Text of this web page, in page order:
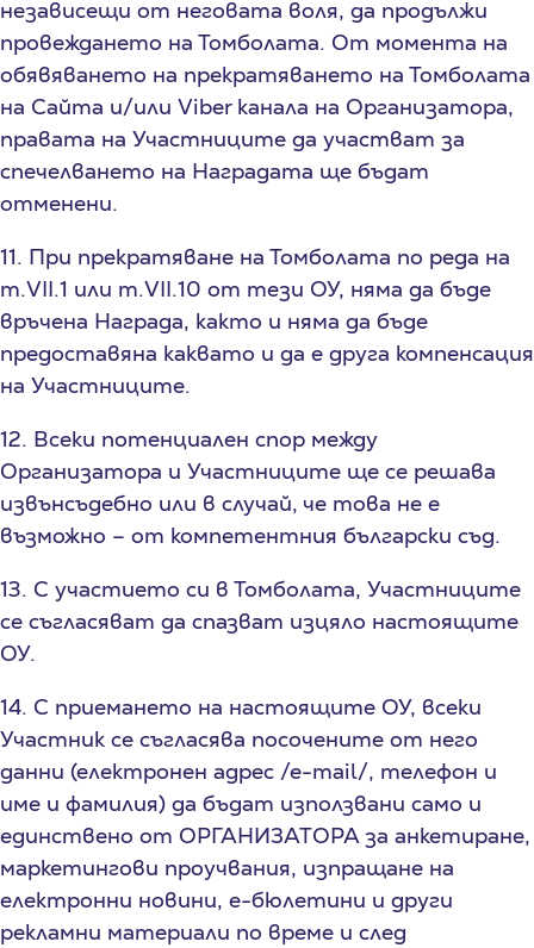
независещи от неговата воля, да продължи
провеждането на Томболата. От момента на
обявяването на прекратяването на Томболата
на Сайта и/или Viber канала на Организатора,
правата на Участниците да участват за
спечелването на Наградата ще бъдат
отменени.
11. При прекратяване на Томболата по реда на
т.VII.1 или т.VII.10 от тези ОУ, няма да бъде
връчена Награда, както и няма да бъде
предоставяна каквато и да е друга компенсация
на Участниците.
12. Всеки потенциален спор между
Организатора и Участниците ще се решава
извънсъдебно или в случай, че това не е
възможно – от компетентния български съд.
13. С участието си в Томболата, Участниците
се съгласяват да спазват изцяло настоящите
ОУ.
14. С приемането на настоящите ОУ, всеки
Участник се съгласява посочените от него
данни (електронен адрес /е-mail/, телефон и
име и фамилия) да бъдат използвани само и
единствено от ОРГАНИЗАТОРА за анкетиране,
маркетингови проучвания, изпращане на
електронни новини, е-бюлетини и други
рекламни материали по време и след